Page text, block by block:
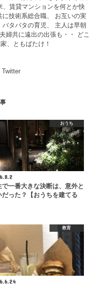
、賃貸マンションを何とか快
技術系総合職、 お互いの実
タバタの育児、 主人は早朝
婦共に遠出の出張も・・ どこ
、ともばたけ！
Twitter
おうち
で一番大きな決断は、意外と
だった？【おうちを建てる
教育